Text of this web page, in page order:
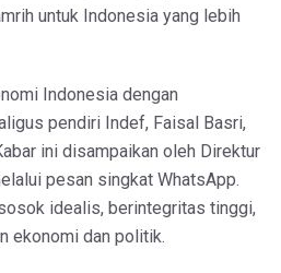
untuk Indonesia yang lebih
Indonesia dengan
pendiri Indef, Faisal Basri,
ini disampaikan oleh Direktur
pesan singkat WhatsApp.
idealis, berintegritas tinggi,
ekonomi dan politik.